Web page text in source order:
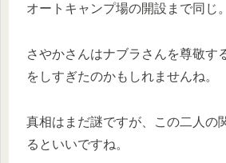
オートキャンプ場の開設まで同じ。
さやかさんはナブラさんを尊敬す
をしすぎたのかもしれませんね。
真相はまだ謎ですが、この二人の
るといいですね。